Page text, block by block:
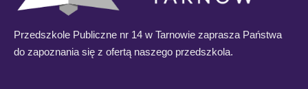
Przedszkole Publiczne nr 14 w Tarnowie zaprasza Państwa
do zapoznania się z ofertą naszego przedszkola.